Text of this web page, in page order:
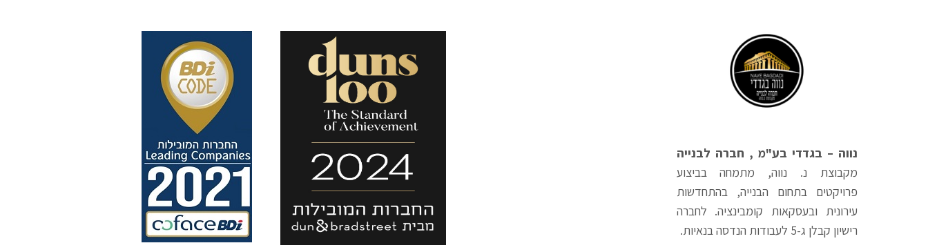
נווה – בגדדי בע"מ , חברה לבנייה
מקבוצת נ. נווה, מתמחה בביצוע
פרויקטים בתחום הבנייה, בהתחדשות
עירונית ובעסקאות קומבינציה. לחברה
רישיון קבלן ג-5 לעבודות הנדסה בנאיות.